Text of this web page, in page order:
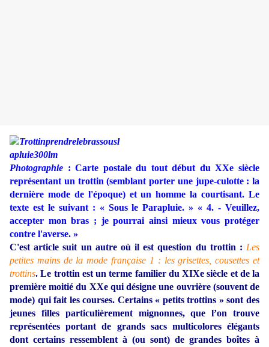
Photographie : Carte postale du tout début du XXe siècle
représentant un trottin (semblant porter une jupe-culotte : la
dernière mode de l'époque) et un homme la courtisant. Le
texte est le suivant : « Sous le Parapluie. » « 4. - Veuillez,
accepter mon bras ; je pourrai ainsi mieux vous protéger
contre l'averse. »
C'est article suit un autre où il est question du trottin : Les
petites mains de la mode française 1 : les grisettes, cousettes et
trottins. Le trottin est un terme familier du XIXe siècle et de la
première moitié du XXe qui désigne une ouvrière (souvent de
mode) qui fait les courses. Certains « petits trottins » sont des
jeunes filles particulièrement mignonnes, que l’on trouve
représentées portant de grands sacs multicolores élégants
dont certains ressemblent à (ou sont) de grandes boîtes à